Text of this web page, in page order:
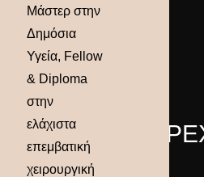
Μάστερ στην
Δημόσια
Υγεία, Fellow
& Diploma
στην
ελάχιστα
επεμβατική
χειρουργική
ΟΛΕΣ ΟΙ
ΥΠΗΡΕΣΙΕΣ